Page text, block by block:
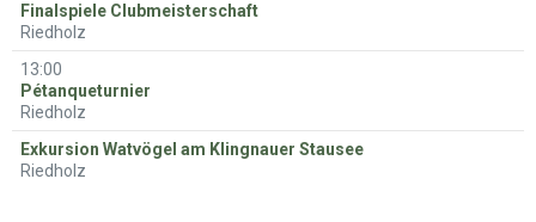
Finalspiele Clubmeisterschaft
Riedholz
13:00
Pétanqueturnier
Riedholz
Exkursion Watvögel am Klingnauer Stausee
Riedholz